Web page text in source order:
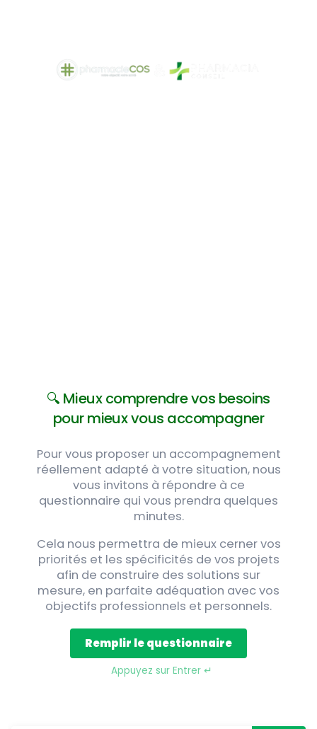
🔍 Mieux comprendre vos besoins
pour mieux vous accompagner
Pour vous proposer un accompagnement
réellement adapté à votre situation, nous
vous invitons à répondre à ce
questionnaire qui vous prendra quelques
minutes.
Cela nous permettra de mieux cerner vos
priorités et les spécificités de vos projets
afin de construire des solutions sur
mesure, en parfaite adéquation avec vos
objectifs professionnels et personnels.
Remplir le questionnaire
Appuyez sur Entrer ↵